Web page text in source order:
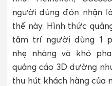
người dùng đón nhận
thế này. Hình thức
tâm trí người dùng 1
nhẹ nhàng và khó
quảng cáo 3D dường
thu hút khách hàng của